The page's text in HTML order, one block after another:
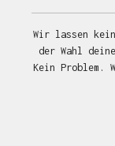
Wir lassen
der Wahl
Kein Problem.